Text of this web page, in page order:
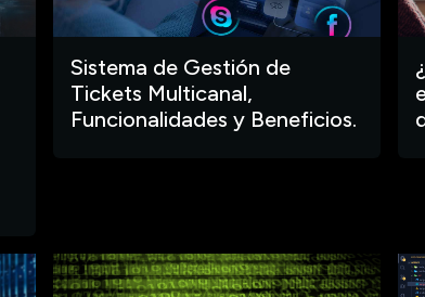
Sistema de Gestión de
Tickets Multicanal,
Funcionalidades y Beneficios.